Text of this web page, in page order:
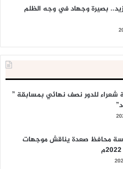
زيد.. بصيرة وجهاد في وجه الظلم
شعراء للدور نصف نهائي بمسابقة ”
محافظ صعدة يناقش موجهات